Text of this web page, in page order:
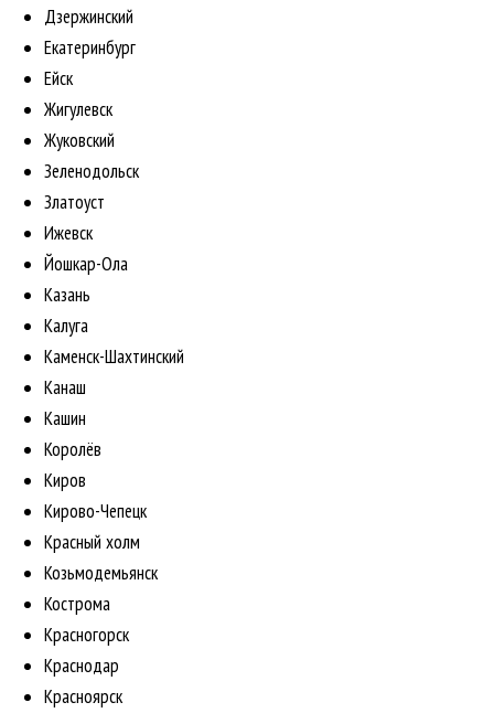
Дзержинский
Екатеринбург
Ейск
Жигулевск
Жуковский
Зеленодольск
Златоуст
Ижевск
Йошкар-Ола
Казань
Калуга
Каменск-Шахтинский
Канаш
Кашин
Королёв
Киров
Кирово-Чепецк
Красный холм
Козьмодемьянск
Кострома
Красногорск
Краснодар
Красноярск